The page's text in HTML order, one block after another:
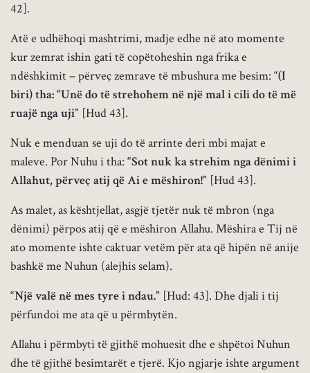
42].
Atë e udhëhoqi mashtrimi, madje edhe në ato momente
kur zemrat ishin gati të copëtoheshin nga frika e
ndëshkimit – përveç zemrave të mbushura me besim: “(I
biri) tha: “Unë do të strehohem në një mal i cili do të më
ruajë nga uji” [Hud 43].
Nuk e menduan se uji do të arrinte deri mbi majat e
maleve. Por Nuhu i tha: “Sot nuk ka strehim nga dënimi i
Allahut, përveç atij që Ai e mëshiron!” [Hud 43].
As malet, as kështjellat, asgjë tjetër nuk të mbron (nga
dënimi) përpos atij që e mëshiron Allahu. Mëshira e Tij në
ato momente ishte caktuar vetëm për ata që hipën në anije
bashkë me Nuhun (alejhis selam).
“Një valë në mes tyre i ndau.” [Hud: 43]. Dhe djali i tij
përfundoi me ata që u përmbytën.
Allahu i përmbyti të gjithë mohuesit dhe e shpëtoi Nuhun
dhe të gjithë besimtarët e tjerë. Kjo ngjarje ishte argument